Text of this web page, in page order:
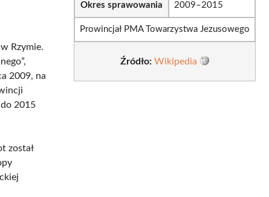
Rzymie.
2009, na
2015
został
Okres sprawowania 2009–2015
Prowincjał PMA Towarzystwa Jezusowego
Źródło: Wikipedia